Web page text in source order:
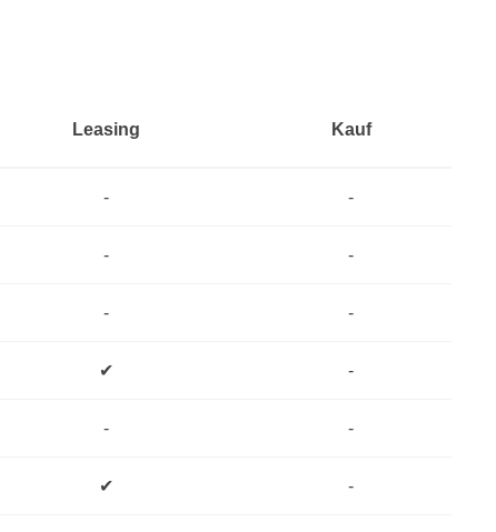
Leasing Kauf
- -
- -
- -
✔ -
- -
✔ -